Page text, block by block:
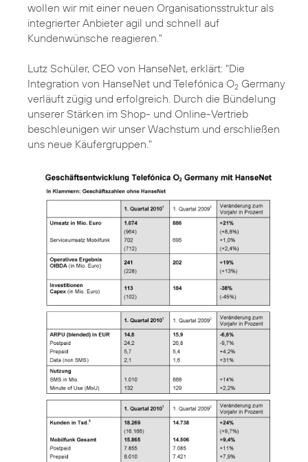
wollen wir mit einer neuen Organisationsstruktur als
integrierter Anbieter agil und schnell auf
Kundenwünsche reagieren."
Lutz Schüler, CEO von HanseNet, erklärt: "Die
Integration von HanseNet und Telefónica O2 Germany
verläuft zügig und erfolgreich. Durch die Bündelung
unserer Stärken im Shop- und Online-Vertrieb
beschleunigen wir unser Wachstum und erschließen
uns neue Käufergruppen."